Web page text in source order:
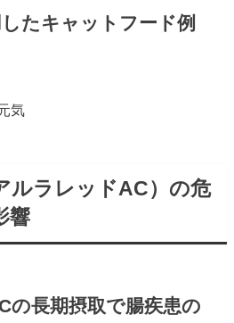
たキャットフード例
気
ルラレッドAC）の危
響
の長期摂取で腸疾患の